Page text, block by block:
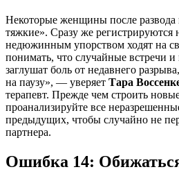
Некоторые женщины после развода
тяжкие». Сразу же регистрируются
недюжинным упорством ходят на
понимать, что случайные встречи
заглушат боль от недавнего
на паузу», — уверяет Тара
терапевт. Прежде чем строить
проанализируйте все
предыдущих, чтобы случайно не
партнера.
Ошибка 14: